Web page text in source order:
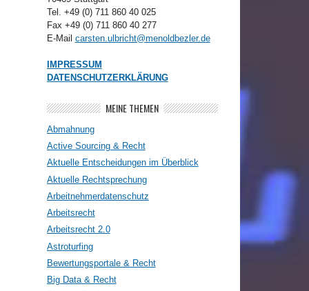
Tel. +49 (0) 711 860 40 025
Fax +49 (0) 711 860 40 277
E-Mail carsten.ulbricht@menoldbezler.de
IMPRESSUM
DATENSCHUTZERKLÄRUNG
MEINE THEMEN
Abmahnung
Active Sourcing & Recht
Aktuelle Entscheidungen im Überblick
Aktuelle Rechtsprechung
Arbeitnehmerdatenschutz
Arbeitsrecht
Arbeitsrecht 2.0
Astroturfing
Bewertungsportale & Recht
Big Data & Recht